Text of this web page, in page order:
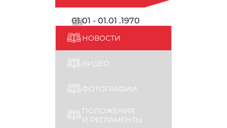
01.01 - 01.01 .1970
НОВОСТИ
ВИДЕО
ФОТОГРАФИИ
ПОЛОЖЕНИЯ
И РЕГЛАМЕНТЫ